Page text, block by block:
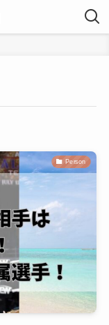
Person